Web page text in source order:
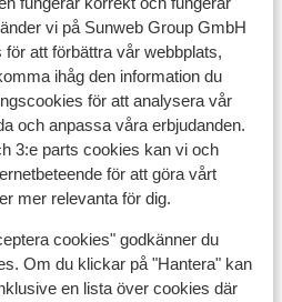
vi på Sunweb Group GmbH
att förbättra vår webbplats,
ihåg den information du
för att analysera vår
och anpassa våra erbjudanden.
3:e parts cookies kan vi och
för att göra vårt
mer relevanta för dig.
cookies" godkänner du
Om du klickar på "Hantera" kan
en lista över cookies där
- Val d'Isère